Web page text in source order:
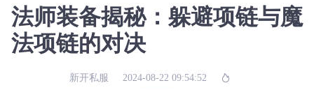
法师装备揭秘：躲避项链与魔
法项链的对决
新开私服 2024-08-22 09:54:52